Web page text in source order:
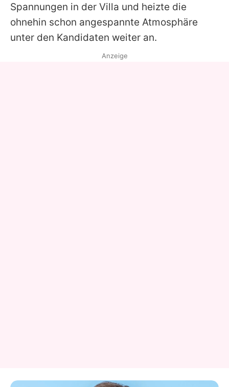
Spannungen in der Villa und heizte die
ohnehin schon angespannte Atmosphäre
unter den Kandidaten weiter an.
Anzeige